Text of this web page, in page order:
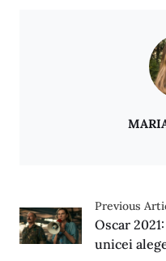
Previous
Oscar
unicei